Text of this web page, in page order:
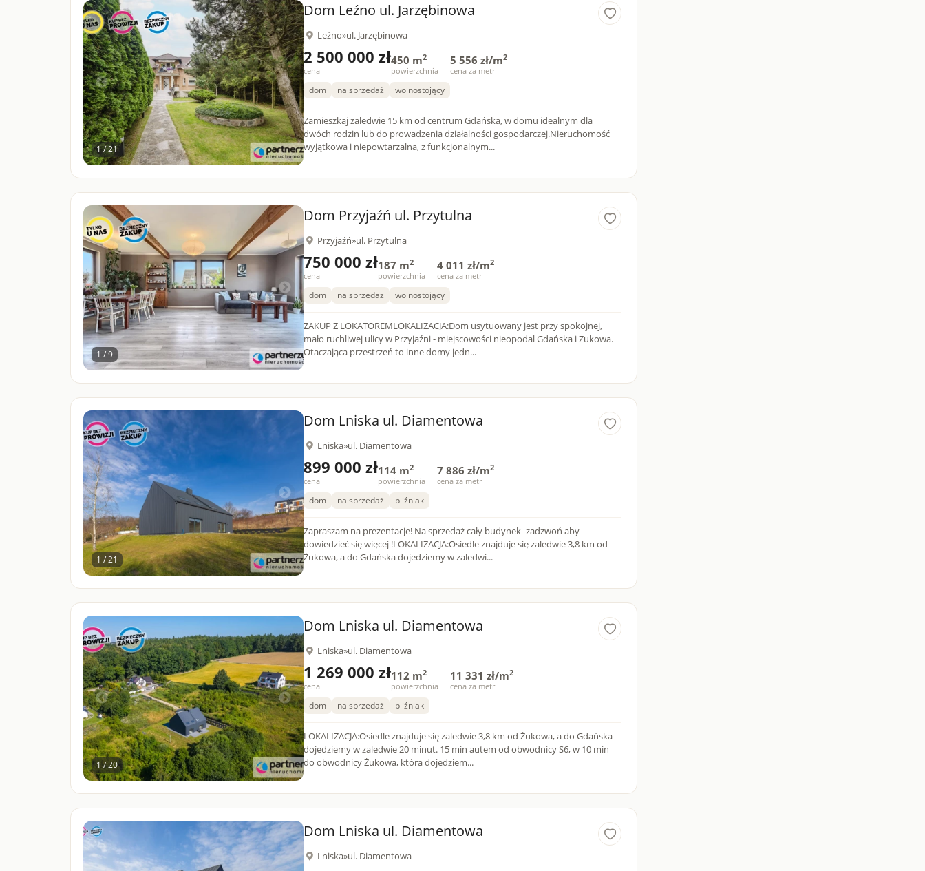
1 / 21
Dom Leźno ul. Jarzębinowa
Leźno»ul. Jarzębinowa
2 500 000 zł
cena
450 m2
powierzchnia
5 556 zł/m2
cena za metr
dom na sprzedaż wolnostojący
Zamieszkaj zaledwie 15 km od centrum Gdańska, w domu idealnym dla
dwóch rodzin lub do prowadzenia działalności gospodarczej.Nieruchomość
wyjątkowa i niepowtarzalna, z funkcjonalnym...
1 / 9
Dom Przyjaźń ul. Przytulna
Przyjaźń»ul. Przytulna
750 000 zł
cena
187 m2
powierzchnia
4 011 zł/m2
cena za metr
dom na sprzedaż wolnostojący
ZAKUP Z LOKATOREMLOKALIZACJA:Dom usytuowany jest przy spokojnej,
mało ruchliwej ulicy w Przyjaźni - miejscowości nieopodal Gdańska i Żukowa.
Otaczająca przestrzeń to inne domy jedn...
1 / 21
Dom Lniska ul. Diamentowa
Lniska»ul. Diamentowa
899 000 zł
cena
114 m2
powierzchnia
7 886 zł/m2
cena za metr
dom na sprzedaż bliźniak
Zapraszam na prezentacje! Na sprzedaż cały budynek- zadzwoń aby
dowiedzieć się więcej !LOKALIZACJA:Osiedle znajduje się zaledwie 3,8 km od
Żukowa, a do Gdańska dojedziemy w zaledwi...
1 / 20
Dom Lniska ul. Diamentowa
Lniska»ul. Diamentowa
1 269 000 zł
cena
112 m2
powierzchnia
11 331 zł/m2
cena za metr
dom na sprzedaż bliźniak
LOKALIZACJA:Osiedle znajduje się zaledwie 3,8 km od Żukowa, a do Gdańska
dojedziemy w zaledwie 20 minut. 15 min autem od obwodnicy S6, w 10 min
do obwodnicy Żukowa, która dojedziem...
Dom Lniska ul. Diamentowa
Lniska»ul. Diamentowa